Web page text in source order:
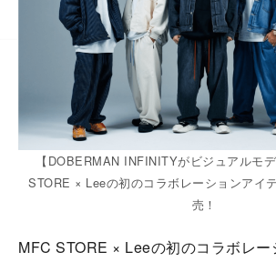
【DOBERMAN INFINITYがビジュアルモ
STORE × Leeの初のコラボレーションアイ
売！
MFC STORE × Leeの初のコラボレー